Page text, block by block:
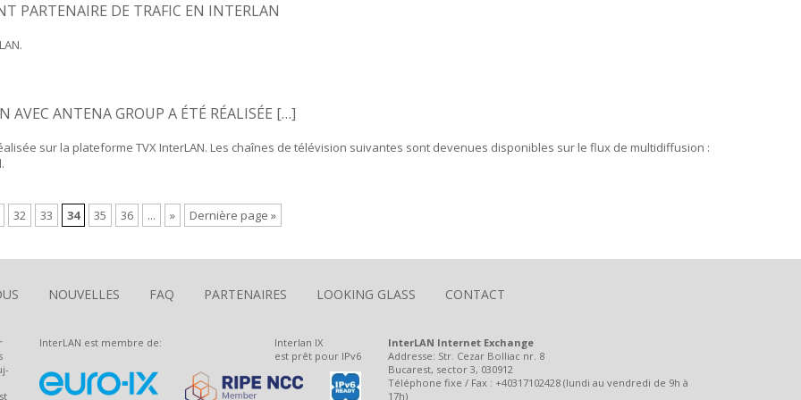
PARTENAIRE DE TRAFIC EN INTERLAN
AVEC ANTENA GROUP A ÉTÉ RÉALISÉE […]
sur la plateforme TVX InterLAN. Les chaînes de télévision suivantes sont devenues disponibles sur le flux de multidiffusion :
32 33 34 35 36 ... » Dernière page »
NOUVELLES FAQ PARTENAIRES LOOKING GLASS CONTACT
InterLAN est membre de:
Interlan IX
est prêt pour IPv6
InterLAN Internet Exchange
Addresse: Str. Cezar Bolliac nr. 8
Bucarest, sector 3, 030912
Téléphone fixe / Fax : +40317102428 (lundi au vendredi de 9h à
17h)